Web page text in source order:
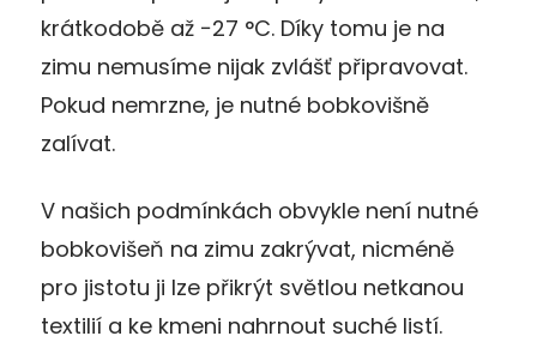
krátkodobě až −27 °C. Díky tomu je na
zimu nemusíme nijak zvlášť připravovat.
Pokud nemrzne, je nutné bobkovišně
zalívat.
V našich podmínkách obvykle není nutné
bobkovišeň na zimu zakrývat, nicméně
pro jistotu ji lze přikrýt světlou netkanou
textilií a ke kmeni nahrnout suché listí.